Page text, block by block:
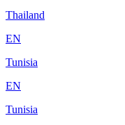
Thailand
EN
Tunisia
EN
Tunisia